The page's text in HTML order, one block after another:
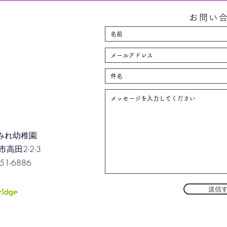
れ幼稚園
高田2-2-3
6886
お問い
送信